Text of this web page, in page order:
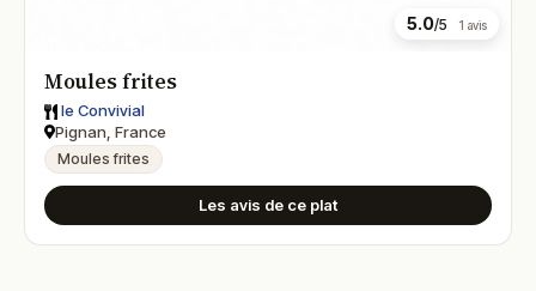
5.0/5 1 avis
Moules frites
le Convivial
Pignan, France
Moules frites
Les avis de ce plat